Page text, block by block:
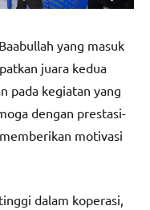
yang masuk
juara kedua
pada kegiatan yang
dengan prestasi-
motivasi
dalam koperasi,